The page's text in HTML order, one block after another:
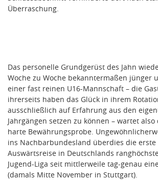
Überraschung.
Das personelle Grundgerüst des Jahn
Woche zu Woche bekanntermaßen jünger
einer fast reinen U16-Mannschaft – die
ihrerseits haben das Glück in ihrem
ausschließlich auf Erfahrung aus den
Jahrgängen setzen zu können – wartet
harte Bewährungsprobe.
ins Nachbarbundesland überdies die erste
Auswärtsreise in Deutschlands
Jugend-Liga seit mittlerweile tag-genau
(damals Mitte November in Stuttgart).